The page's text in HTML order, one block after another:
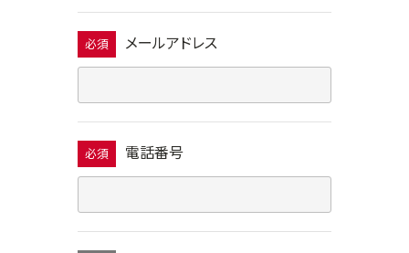
必須 メールアドレス
必須 電話番号